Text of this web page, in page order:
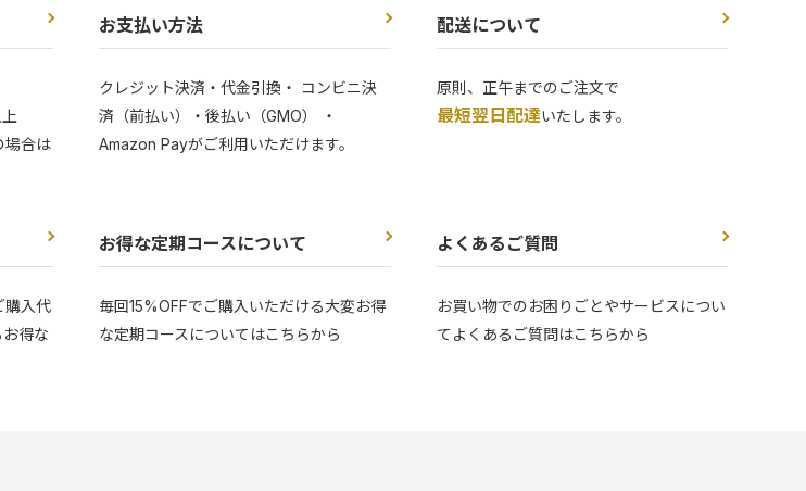
場合は
お支払い方法
クレジット決済・代金引換・ コンビニ決
済（前払い）・後払い（GMO） ・
Amazon Payがご利用いただけます。
配送について
原則、正午までのご注文で
最短翌日配達いたします。
購入代
得な
お得な定期コースについて
毎回15%OFFでご購入いただける大変お得
な定期コースについてはこちらから
よくあるご質問
お買い物でのお困りごとやサービスについ
てよくあるご質問はこちらから